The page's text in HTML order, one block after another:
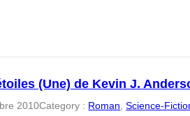
(Une) de Kevin J.
2010Category : Roman , Science-